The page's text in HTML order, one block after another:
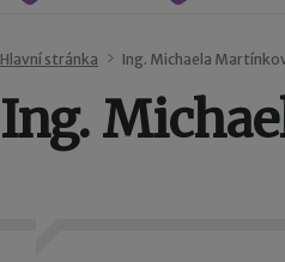
Hlavní stránka Ing. Michaela
Ing.